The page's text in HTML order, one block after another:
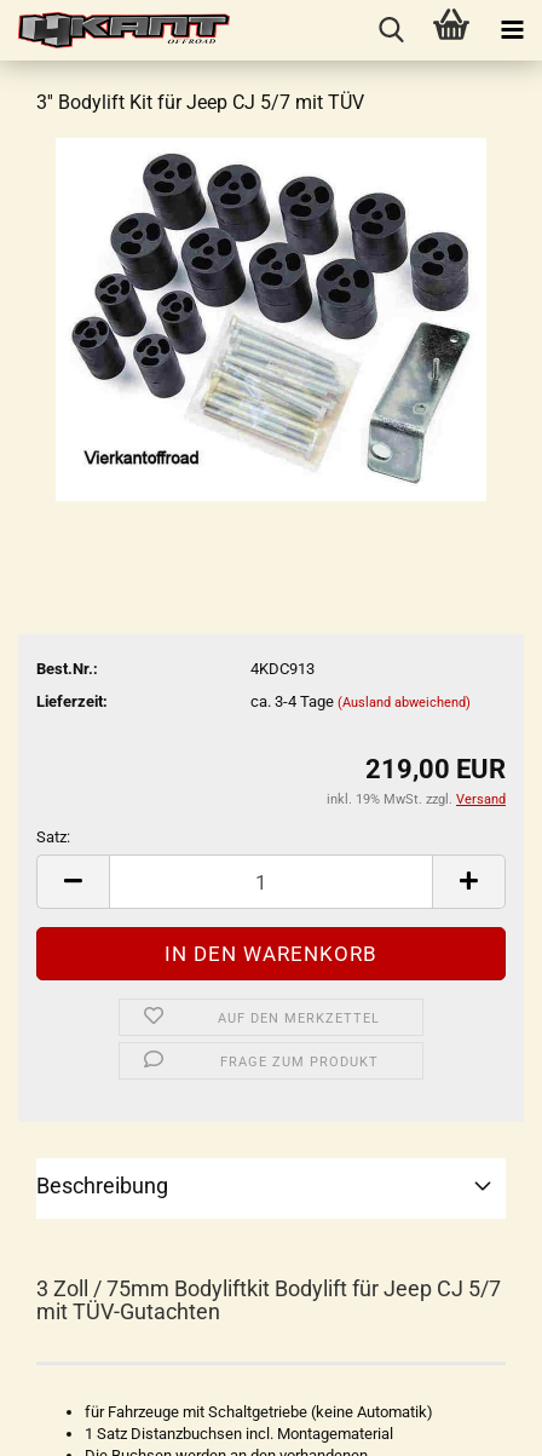
3'' Bodylift Kit für Jeep CJ 5/7 mit TÜV
Best.Nr.:
4KDC913
Lieferzeit:
ca. 3-4 Tage (Ausland abweichend)
219,00 EUR
inkl. 19% MwSt. zzgl. Versand
Satz:
Satz
AUF DEN MERKZETTEL
FRAGE ZUM PRODUKT
Beschreibung
3 Zoll / 75mm Bodyliftkit Bodylift für Jeep CJ 5/7
mit TÜV-Gutachten
für Fahrzeuge mit Schaltgetriebe (keine Automatik)
1 Satz Distanzbuchsen incl. Montagematerial